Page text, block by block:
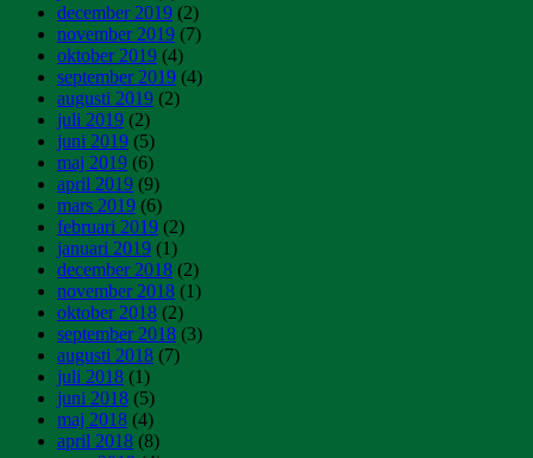
december 2019 (2)
november 2019 (7)
oktober 2019 (4)
september 2019 (4)
augusti 2019 (2)
juli 2019 (2)
juni 2019 (5)
maj 2019 (6)
april 2019 (9)
mars 2019 (6)
februari 2019 (2)
januari 2019 (1)
december 2018 (2)
november 2018 (1)
oktober 2018 (2)
september 2018 (3)
augusti 2018 (7)
juli 2018 (1)
juni 2018 (5)
maj 2018 (4)
april 2018 (8)